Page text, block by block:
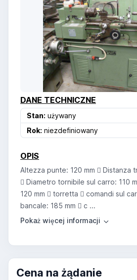
DANE TECHNICZNE
Stan: używany
Rok: niezdefiniowany
OPIS
Altezza punte: 120 mm  Distanza
 Diametro tornibile sul carro: 110
120 mm  torretta  comandi sul
bancale: 185 mm  c ...
Cena na żądanie